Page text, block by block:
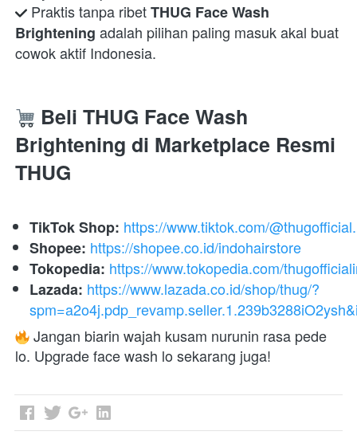
Praktis tanpa ribet THUG Face Wash
Brightening adalah pilihan paling masuk akal buat
cowok aktif Indonesia.
Beli THUG Face Wash
Brightening di Marketplace Resmi
THUG
TikTok Shop: https://www.tiktok.com/
Shopee: https://shopee.co.id/indohairstore
Tokopedia: https://www.tokopedia.com/
Lazada: https://www.lazada.co.id/shop/thug/?
Jangan biarin wajah kusam nurunin rasa pede
lo. Upgrade face wash lo sekarang juga!